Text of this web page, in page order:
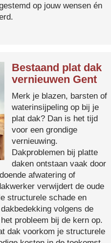
op jouw wensen én
Bestaand plat dak
vernieuwen Gent
Merk je blazen, barsten of
waterinsijpeling op bij je
plat dak? Dan is het tijd
voor een grondige
vernieuwing.
Dakproblemen bij platte
daken ontstaan vaak door
afwatering of
verwijdert de oude
structurele schade en
volgens de
probleem bij de kern op.
dak voorkom je structurele